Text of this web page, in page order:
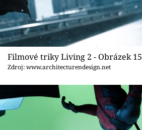
Filmové triky Living 2 - Obrázek 15
Zdroj: www.architecturendesign.net